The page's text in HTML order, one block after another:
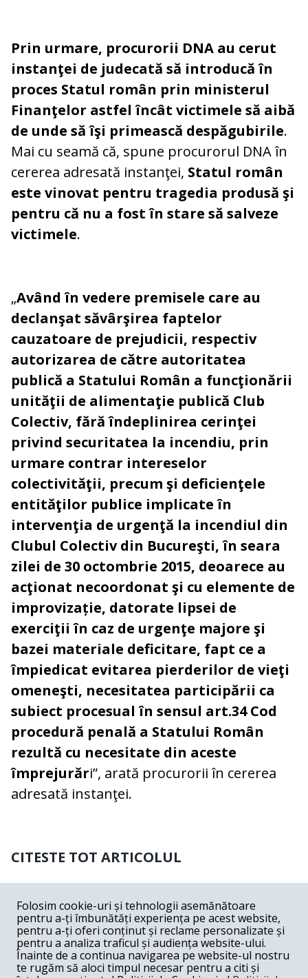
Prin urmare, procurorii DNA au cerut
instanţei de judecată să introducă în
proces Statul român prin ministerul
Finanţelor astfel încât victimele să aibă
de unde să îşi primească despăgubirile.
Mai cu seamă că, spune procurorul DNA în
cererea adresată instanţei, Statul român
este vinovat pentru tragedia produsă şi
pentru că nu a fost în stare să salveze
victimele.
„Având în vedere premisele care au
declanşat săvârşirea faptelor
cauzatoare de prejudicii, respectiv
autorizarea de către autoritatea
publică a Statului Român a funcţionării
unităţii de alimentaţie publică Club
Colectiv, fără îndeplinirea cerinţei
privind securitatea la incendiu, prin
urmare contrar intereselor
colectivităţii, precum şi deficienţele
entităţilor publice implicate în
intervenţia de urgenţă la incendiul din
Clubul Colectiv din Bucureşti, în seara
zilei de 30 octombrie 2015, deoarece au
acţionat necoordonat şi cu elemente de
improvizație, datorate lipsei de
exerciţii în caz de urgenţe majore şi
bazei materiale deficitare, fapt ce a
împiedicat evitarea pierderilor de vieţi
omeneşti, necesitatea participării ca
subiect procesual în sensul art.34 Cod
procedură penală a Statului Român
rezultă cu necesitate din aceste
împrejurări”, arată procurorii în cererea
adresată instanţei.
CITESTE TOT ARTICOLUL
COMENTARII
Nume
Email
Folosim cookie-uri și tehnologii asemănătoare
pentru a-ți îmbunătăți experiența pe acest website,
pentru a-ți oferi conținut și reclame personalizate și
pentru a analiza traficul și audiența website-ului.
Înainte de a continua navigarea pe website-ul nostru
te rugăm să aloci timpul necesar pentru a citi și